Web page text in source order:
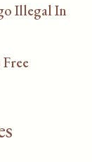
Illegal In
Free